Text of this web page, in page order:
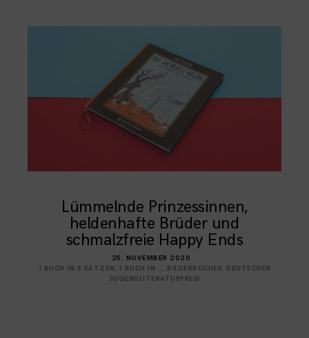
Lümmelnde Prinzessinnen,
heldenhafte Brüder und
schmalzfreie Happy Ends
25. NOVEMBER 2020
1 BUCH IN 5 SÄTZEN , 1 BUCH IN …, BILDERBÜCHER, DEUTSCHER
JUGENDLITERATURPREIS